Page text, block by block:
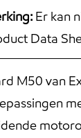
Er kan
Data
M50 van